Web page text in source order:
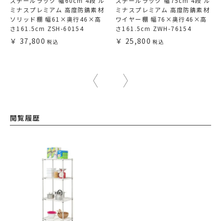
ミナスプレミアム 高度防錆素材
ソリッド棚 幅61×奥行46×高
さ161.5cm ZSH-60154
37,800
ミナスプレミアム 高度防錆素材
ワイヤー棚 幅76×奥行46×高
さ161.5cm ZWH-76154
25,800
閲覧履歴